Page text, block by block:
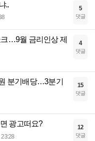
.. 5
댓글
…9월 금리인상 제
4
댓글
분기배당…3분기
15
댓글
광고떠요?
23:28
12
댓글